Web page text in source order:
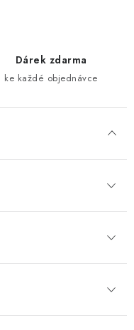
Dárek zdarma
ke každé objednávce